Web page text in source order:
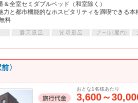
全室セミダブルベッド（和室除く）
と都市機能的なホスピタリティを満喫できる本
料
〉
おとな1名様あたり
3,600～